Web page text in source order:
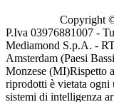
Copyright
P.Iva 03976881007 -
Mediamond S.p.A. -
Amsterdam (Paesi
Monzese (MI)Rispetto
riprodotti è vietata ogni
sistemi di intelligenza